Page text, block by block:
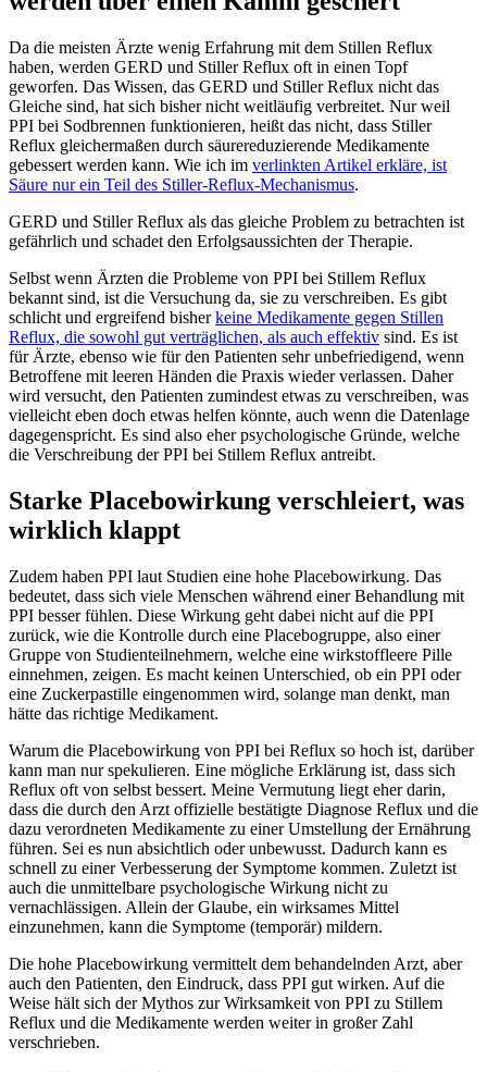
Da die meisten Ärzte wenig Erfahrung mit dem Stillen Reflux
haben, werden GERD und Stiller Reflux oft in einen Topf
geworfen. Das Wissen, das GERD und Stiller Reflux nicht das
Gleiche sind, hat sich bisher nicht weitläufig verbreitet. Nur weil
PPI bei Sodbrennen funktionieren, heißt das nicht, dass Stiller
Reflux gleichermaßen durch säurereduzierende Medikamente
gebessert werden kann. Wie ich im verlinkten Artikel erkläre, ist
Säure nur ein Teil des Stiller-Reflux-Mechanismus.
GERD und Stiller Reflux als das gleiche Problem zu betrachten ist
gefährlich und schadet den Erfolgsaussichten der Therapie.
Selbst wenn Ärzten die Probleme von PPI bei Stillem Reflux
bekannt sind, ist die Versuchung da, sie zu verschreiben. Es gibt
schlicht und ergreifend bisherkeine Medikamente gegen Stillen
Reflux, die sowohl gut verträglichen, als auch effektiv sind. Es ist
für Ärzte, ebenso wie für den Patienten sehr unbefriedigend, wenn
Betroffene mit leeren Händen die Praxis wieder verlassen. Daher
wird versucht, den Patienten zumindest etwas zu verschreiben, was
vielleicht eben doch etwas helfen könnte, auch wenn die Datenlage
dagegenspricht. Es sind also eher psychologische Gründe, welche
die Verschreibung der PPI bei Stillem Reflux antreibt.
Starke Placebowirkung verschleiert, was
wirklich klappt
Zudem haben PPI laut Studien eine hohe Placebowirkung. Das
bedeutet, dass sich viele Menschen während einer Behandlung mit
PPI besser fühlen. Diese Wirkung geht dabei nicht auf die PPI
zurück, wie die Kontrolle durch eine Placebogruppe, also einer
Gruppe von Studienteilnehmern, welche eine wirkstoffleere Pille
einnehmen, zeigen. Es macht keinen Unterschied, ob ein PPI oder
eine Zuckerpastille eingenommen wird, solange man denkt, man
hätte das richtige Medikament.
Warum die Placebowirkung von PPI bei Reflux so hoch ist, darüber
kann man nur spekulieren. Eine mögliche Erklärung ist, dass sich
Reflux oft von selbst bessert. Meine Vermutung liegt eher darin,
dass die durch den Arzt offizielle bestätigte Diagnose Reflux und die
dazu verordneten Medikamente zu einer Umstellung der Ernährung
führen. Sei es nun absichtlich oder unbewusst. Dadurch kann es
schnell zu einer Verbesserung der Symptome kommen. Zuletzt ist
auch die unmittelbare psychologische Wirkung nicht zu
vernachlässigen. Allein der Glaube, ein wirksames Mittel
einzunehmen, kann die Symptome (temporär) mildern.
Die hohe Placebowirkung vermittelt dem behandelnden Arzt, aber
auch den Patienten, den Eindruck, dass PPI gut wirken. Auf die
Weise hält sich der Mythos zur Wirksamkeit von PPI zu Stillem
Reflux und die Medikamente werden weiter in großer Zahl
verschrieben.